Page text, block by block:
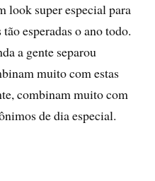
look super especial para
esperadas o ano todo.
a gente separou
muito com estas
combinam muito com
de dia especial.